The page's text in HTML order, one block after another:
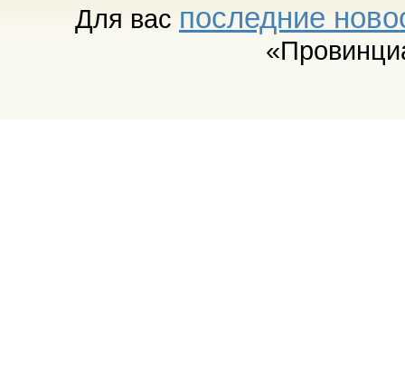
Для вас последние